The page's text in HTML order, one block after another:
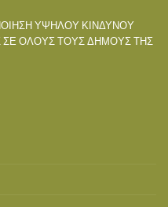
ΥΨΗΛΟΥ ΚΙΝΔΥΝΟΥ
ΣΕ ΟΛΟΥΣ ΤΟΥΣ ΔΗΜΟΥΣ ΤΗΣ